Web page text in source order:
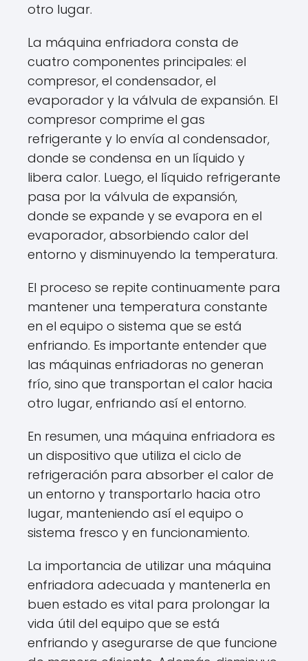
otro lugar.
La máquina enfriadora consta de
cuatro componentes principales: el
compresor, el condensador, el
evaporador y la válvula de expansión. El
compresor comprime el gas
refrigerante y lo envía al condensador,
donde se condensa en un líquido y
libera calor. Luego, el líquido refrigerante
pasa por la válvula de expansión,
donde se expande y se evapora en el
evaporador, absorbiendo calor del
entorno y disminuyendo la temperatura.
El proceso se repite continuamente para
mantener una temperatura constante
en el equipo o sistema que se está
enfriando. Es importante entender que
las máquinas enfriadoras no generan
frío, sino que transportan el calor hacia
otro lugar, enfriando así el entorno.
En resumen, una máquina enfriadora es
un dispositivo que utiliza el ciclo de
refrigeración para absorber el calor de
un entorno y transportarlo hacia otro
lugar, manteniendo así el equipo o
sistema fresco y en funcionamiento.
La importancia de utilizar una máquina
enfriadora adecuada y mantenerla en
buen estado es vital para prolongar la
vida útil del equipo que se está
enfriando y asegurarse de que funcione